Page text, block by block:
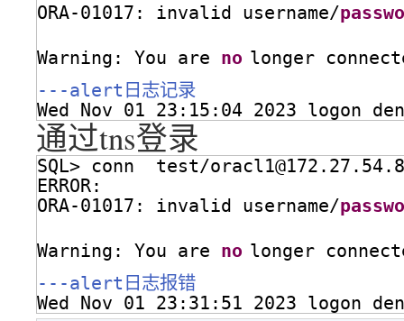
ORA-01017: invalid username/
Warning: You are no longer
---alert日志记录
Wed Nov 01 23:15:04 2023 logon
通过tns登录
SQL> conn  test/
ERROR:
ORA-01017: invalid username/
Warning: You are no longer
---alert日志报错
Wed Nov 01 23:31:51 2023 logon